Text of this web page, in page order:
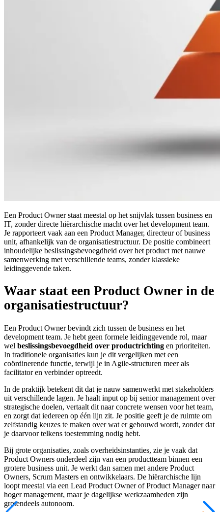
Een Product Owner staat meestal op het snijvlak tussen business en
IT, zonder directe hiërarchische macht over het development team.
Je rapporteert vaak aan een Product Manager, directeur of business
unit, afhankelijk van de organisatiestructuur. De positie combineert
inhoudelijke beslissingsbevoegdheid over het product met nauwe
samenwerking met verschillende teams, zonder klassieke
leidinggevende taken.
Waar staat een Product Owner in de
organisatiestructuur?
Een Product Owner bevindt zich tussen de business en het
development team. Je hebt geen formele leidinggevende rol, maar
wel beslissingsbevoegdheid over productrichting en prioriteiten.
In traditionele organisaties kun je dit vergelijken met een
coördinerende functie, terwijl je in Agile-structuren meer als
facilitator en verbinder optreedt.
In de praktijk betekent dit dat je nauw samenwerkt met stakeholders
uit verschillende lagen. Je haalt input op bij senior management over
strategische doelen, vertaalt dit naar concrete wensen voor het team,
en zorgt dat iedereen op één lijn zit. Je positie geeft je de ruimte om
zelfstandig keuzes te maken over wat er gebouwd wordt, zonder dat
je daarvoor telkens toestemming nodig hebt.
Bij grote organisaties, zoals overheidsinstanties, zie je vaak dat
Product Owners onderdeel zijn van een productteam binnen een
grotere business unit. Je werkt dan samen met andere Product
Owners, Scrum Masters en ontwikkelaars. De hiërarchische lijn
loopt meestal via een Lead Product Owner of Product Manager naar
hoger management, maar je dagelijkse werkzaamheden zijn
grotendeels autonoom.